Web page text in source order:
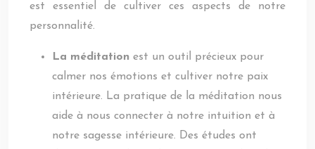
est essentiel de cultiver ces aspects de notre
personnalité.
La méditation est un outil précieux pour
calmer nos émotions et cultiver notre paix
intérieure. La pratique de la méditation nous
aide à nous connecter à notre intuition et à
notre sagesse intérieure. Des études ont